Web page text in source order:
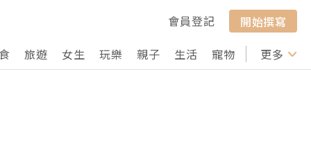
會員登記
開始撰寫
旅遊 女生 玩樂 親子 生活 寵物 行山 打卡
更多